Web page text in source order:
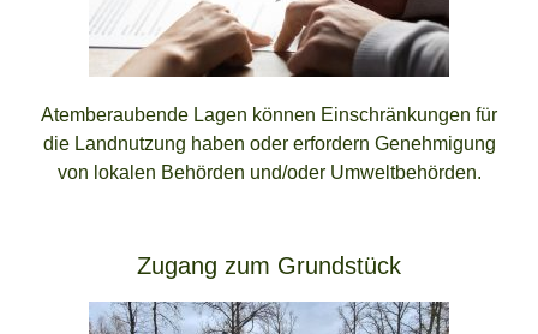
Atemberaubende Lagen können Einschränkungen für
die Landnutzung haben oder erfordern Genehmigung
von lokalen Behörden und/oder Umweltbehörden.
Zugang zum Grundstück